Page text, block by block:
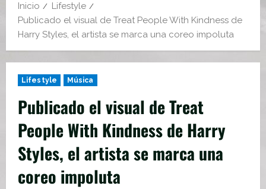
Inicio
Lifestyle
Publicado el visual de Treat People With Kindness de
Harry Styles, el artista se marca una coreo impoluta
Lifestyle Música
Publicado el visual de Treat
People With Kindness de Harry
Styles, el artista se marca una
coreo impoluta